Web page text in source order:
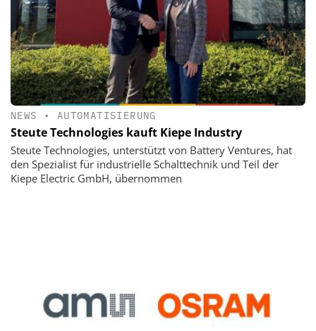
NEWS • AUTOMATISIERUNG
Steute Technologies kauft Kiepe Industry
Steute Technologies, unterstützt von Battery Ventures, hat
den Spezialist für industrielle Schalttechnik und Teil der
Kiepe Electric GmbH, übernommen